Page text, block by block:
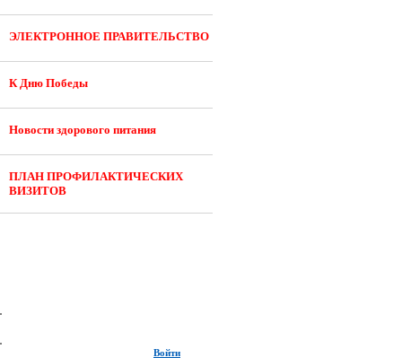
ЭЛЕКТРОННОЕ ПРАВИТЕЛЬСТВО
К Дню Победы
Новости здорового питания
ПЛАН ПРОФИЛАКТИЧЕСКИХ
ВИЗИТОВ
Войти